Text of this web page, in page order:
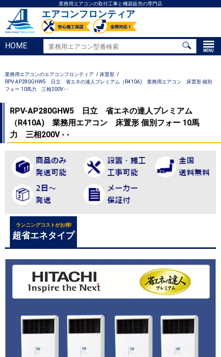
業務用エアコンの取付工事と機器販売の専門店
エアコンフロンティア
HOME
業務用エアコンのエアコンフロンティア
床置形
RPV-AP280GHW5 日立 省エネの達人プレミアム（R410A) 業務用エアコン 床置形 個別
フォー 10馬力 三相200V - -
RPV-AP280GHW5 日立 省エネの達人プレミアム
（R410A) 業務用エアコン 床置形 個別フォー 10馬
力 三相200V - -
ランニングコストがお得!
超省エネタイプ